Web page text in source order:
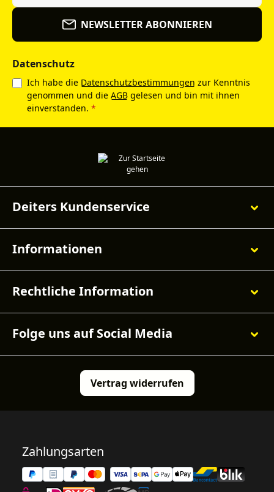
NEWSLETTER ABONNIEREN
Datenschutz
Ich habe die Datenschutzbestimmungen zur Kenntnis
genommen und die AGB gelesen und bin mit ihnen
einverstanden. *
Deiters Kundenservice
Informationen
Rechtliche Information
Folge uns auf Social Media
Vertrag widerrufen
Zahlungsarten